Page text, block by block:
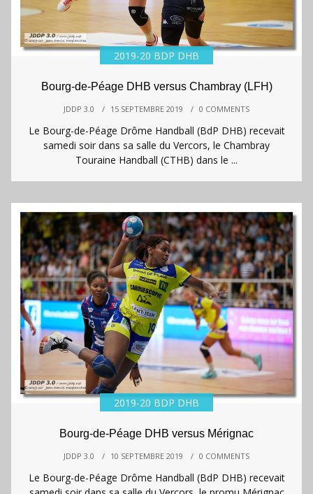
2019-20 BDP DHB
Bourg-de-Péage DHB versus Chambray (LFH)
JDDP 3.0 / 15 SEPTEMBRE 2019 / 0 COMMENTS
Le Bourg-de-Péage Drôme Handball (BdP DHB) recevait
samedi soir dans sa salle du Vercors, le Chambray
Touraine Handball (CTHB) dans le ...
2019-20 BDP DHB
Bourg-de-Péage DHB versus Mérignac
JDDP 3.0 / 10 SEPTEMBRE 2019 / 0 COMMENTS
Le Bourg-de-Péage Drôme Handball (BdP DHB) recevait